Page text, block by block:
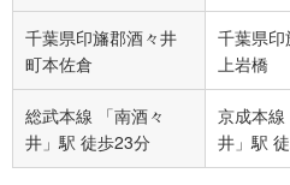
千葉県印旛郡酒々井
町本佐倉
千葉県
上岩橋
総武本線 「南酒々
井」駅 徒歩23分
京成本線
井」駅